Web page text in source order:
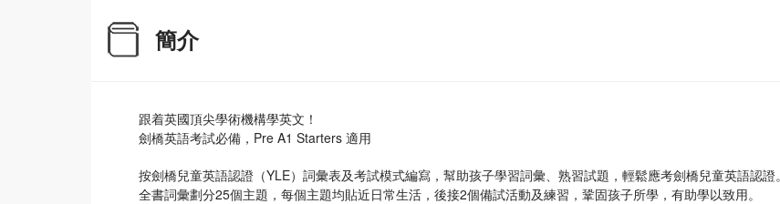
簡介
跟着英國頂尖學術機構學英文！
劍橋英語考試必備，Pre A1 Starters 適用
按劍橋兒童英語認證（YLE）詞彙表及考試模式編寫，幫助孩子學習詞彙、熟習試題，輕鬆應考劍橋兒童英語認證。
全書詞彙劃分25個主題，每個主題均貼近日常生活，後接2個備試活動及練習，鞏固孩子所學，有助學以致用。